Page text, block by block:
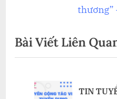
viết
o
u
t
P
s
thương”
Bài Viết Liên
TIN